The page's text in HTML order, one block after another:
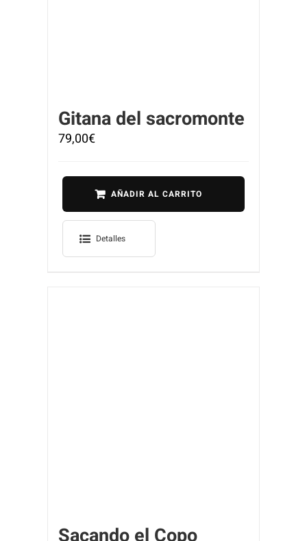
Gitana del sacromonte
79,00€
AÑADIR AL CARRITO
Detalles